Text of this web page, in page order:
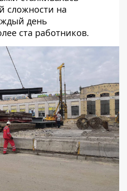
сложности на
день
ста работников.